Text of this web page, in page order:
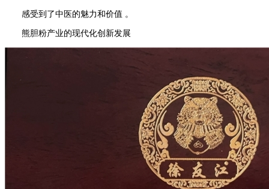
感受到了中医的魅力和价值 。
熊胆粉产业的现代化创新发展